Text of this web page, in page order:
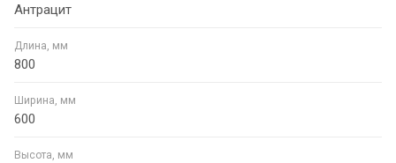
Антрацит
Длина, мм
800
Ширина, мм
600
Высота, мм